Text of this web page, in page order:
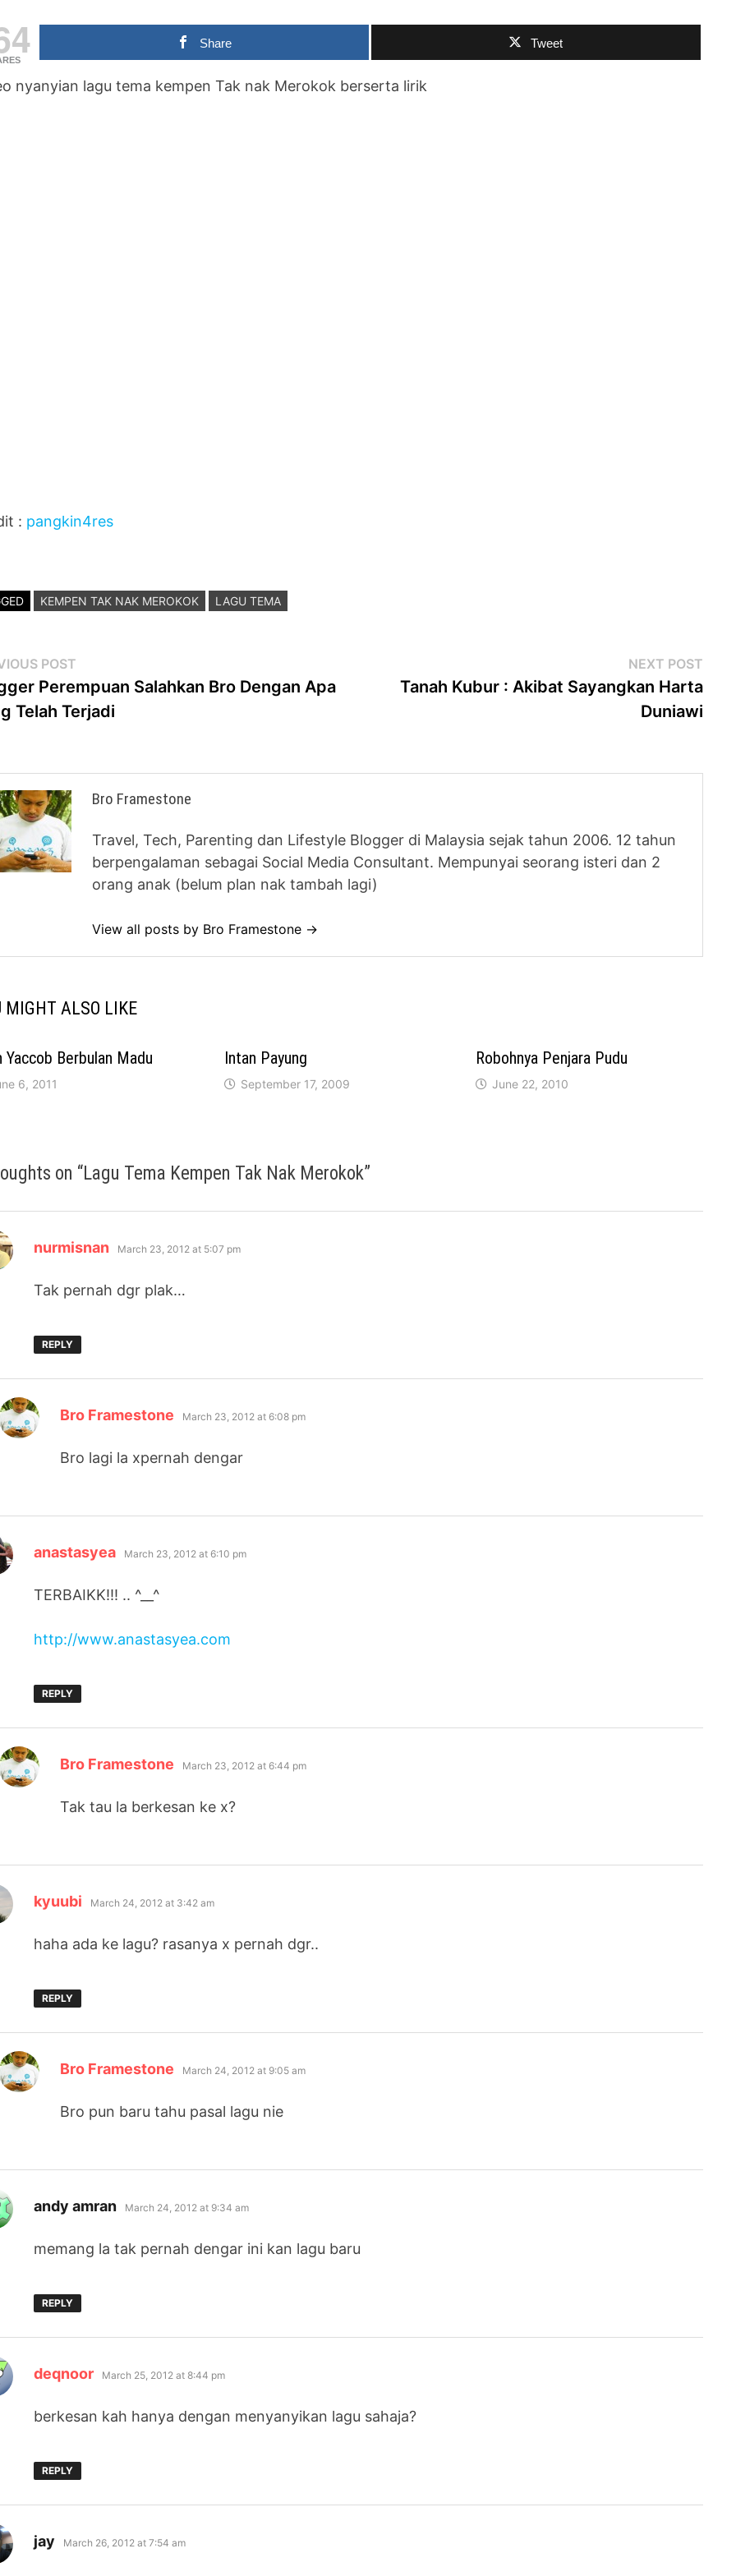
Share Tweet
nyanyian lagu tema kempen Tak nak Merokok berserta lirik
: pangkin4res
KEMPEN TAK NAK MEROKOK LAGU TEMA
POST
post:
Perempuan Salahkan Bro Dengan Apa
Telah Terjadi
NEXT POSTNext
Tanah Kubur : Akibat Sayangkan Harta
Duniawi
Bro Framestone
Travel, Tech, Parenting dan Lifestyle Blogger di Malaysia sejak tahun 2006. 12 tahun
berpengalaman sebagai Social Media Consultant. Mempunyai seorang isteri dan 2
orang anak (belum plan nak tambah lagi)
View all posts by Bro Framestone →
MIGHT ALSO LIKE
Yaccob Berbulan Madu
6, 2011
Intan Payung
September 17, 2009
Robohnya Penjara Pudu
June 22, 2010
on “Lagu Tema Kempen Tak Nak Merokok”
nurmisnan says:
March 23, 2012 at 5:07 pm
Tak pernah dgr plak…
REPLY
Bro Framestone says:
March 23, 2012 at 6:08 pm
Bro lagi la xpernah dengar
anastasyea says:
March 23, 2012 at 6:10 pm
TERBAIKK!!! .. ^__^
http://www.anastasyea.com
REPLY
Bro Framestone says:
March 23, 2012 at 6:44 pm
Tak tau la berkesan ke x?
kyuubi says:
March 24, 2012 at 3:42 am
haha ada ke lagu? rasanya x pernah dgr..
REPLY
Bro Framestone says:
March 24, 2012 at 9:05 am
Bro pun baru tahu pasal lagu nie
andy amran says:
March 24, 2012 at 9:34 am
memang la tak pernah dengar ini kan lagu baru
REPLY
deqnoor says:
March 25, 2012 at 8:44 pm
berkesan kah hanya dengan menyanyikan lagu sahaja?
REPLY
jay says:
March 26, 2012 at 7:54 am